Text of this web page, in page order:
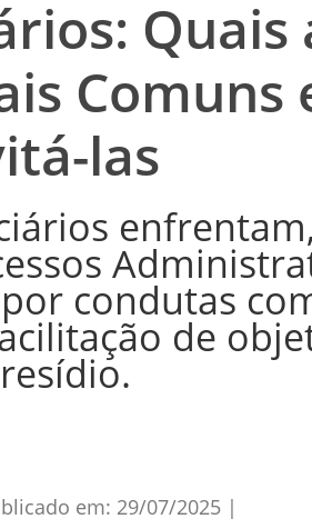
Quais
Comuns
las
condutas
de
em: 29/07/2025 |